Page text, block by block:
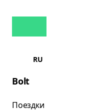
RU
Bolt
Поездки